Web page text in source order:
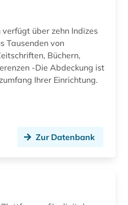
verfügt über zehn Indizes
Tausenden von
Büchern,
-Die Abdeckung ist
Ihrer Einrichtung.
Zur Datenbank